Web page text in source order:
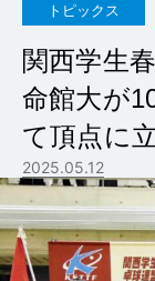
トピックス
関西学生
命館大が
て頂点に
2025.05.12